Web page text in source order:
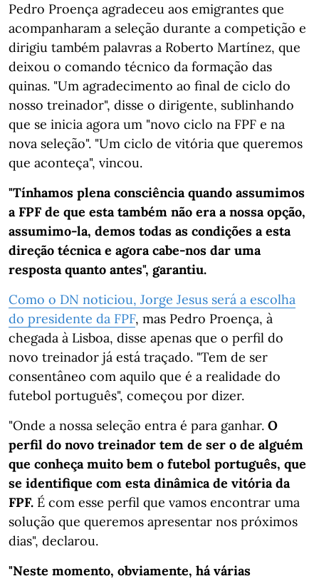
Pedro Proença agradeceu aos emigrantes que
acompanharam a seleção durante a competição e
dirigiu também palavras a Roberto Martínez, que
deixou o comando técnico da formação das
quinas. "Um agradecimento ao final de ciclo do
nosso treinador", disse o dirigente, sublinhando
que se inicia agora um "novo ciclo na FPF e na
nova seleção". "Um ciclo de vitória que queremos
que aconteça", vincou.
"Tínhamos plena consciência quando assumimos
a FPF de que esta também não era a nossa opção,
assumimo-la, demos todas as condições a esta
direção técnica e agora cabe-nos dar uma
resposta quanto antes", garantiu.
Como o DN noticiou, Jorge Jesus será a escolha
do presidente da FPF, mas Pedro Proença, à
chegada à Lisboa, disse apenas que o perfil do
novo treinador já está traçado. "Tem de ser
consentâneo com aquilo que é a realidade do
futebol português", começou por dizer.
"Onde a nossa seleção entra é para ganhar. O
perfil do novo treinador tem de ser o de alguém
que conheça muito bem o futebol português, que
se identifique com esta dinâmica de vitória da
FPF. É com esse perfil que vamos encontrar uma
solução que queremos apresentar nos próximos
dias", declarou.
"Neste momento, obviamente, há várias